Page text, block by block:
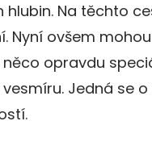
hlubin. Na těchto
Nyní ovšem
opravdu
Jedná se